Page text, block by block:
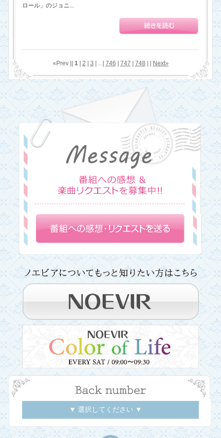
ロール」のジョニ...
«Prev || 1| 2 3 | ...| 746 747 748 Next»